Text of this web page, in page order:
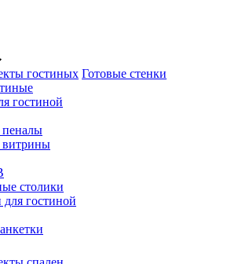
гостиных Готовые стенки
гостиной
столики
гостиной